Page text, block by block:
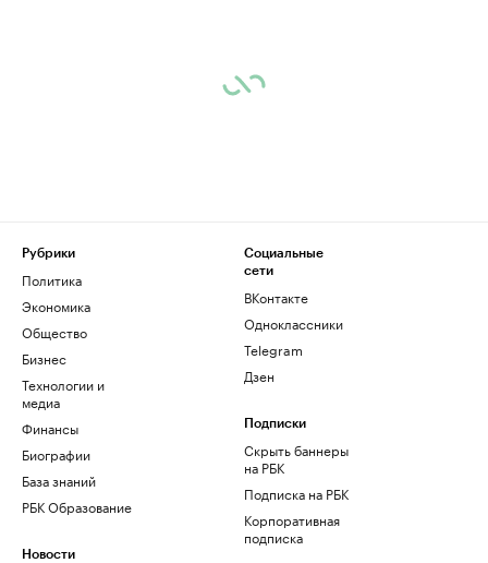
Рубрики
Политика
Экономика
Общество
Бизнес
Технологии и
медиа
Финансы
Биографии
База знаний
РБК Образование
Новости
Социальные
сети
ВКонтакте
Одноклассники
Telegram
Дзен
Подписки
Скрыть баннеры
на РБК
Подписка на РБК
Корпоративная
подписка